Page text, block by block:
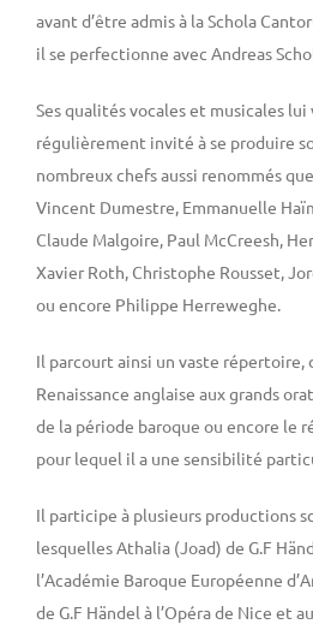
avant d’être admis à la Schola
il se perfectionne avec Andreas
Ses qualités vocales et musicales lui
régulièrement invité à se produire
nombreux chefs aussi renommés
Vincent Dumestre, Emmanuelle
Claude Malgoire, Paul McCreesh,
Xavier Roth, Christophe Rousset,
ou encore Philippe Herreweghe.
Il parcourt ainsi un vaste répertoire,
Renaissance anglaise aux grands
de la période baroque ou encore le
pour lequel il a une sensibilité
Il participe à plusieurs productions
lesquelles Athalia (Joad) de G.F
l’Académie Baroque Européenne
de G.F Händel à l’Opéra de Nice et